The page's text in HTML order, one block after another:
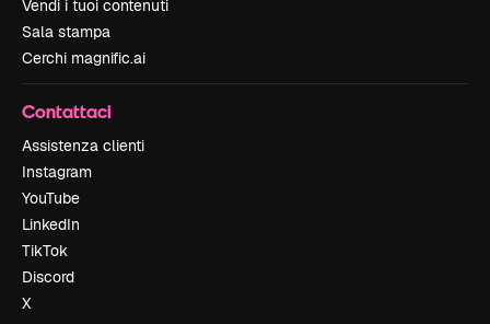
Vendi i tuoi contenuti
Sala stampa
Cerchi magnific.ai
Contattaci
Assistenza clienti
Instagram
YouTube
LinkedIn
TikTok
Discord
X